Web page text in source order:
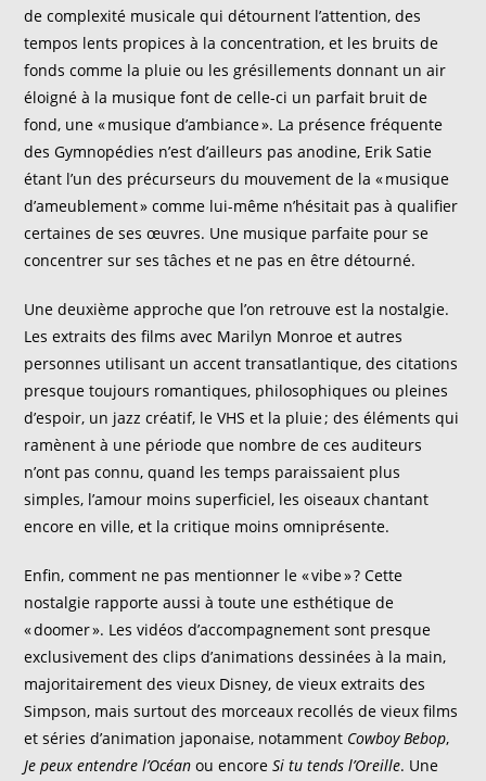
de complexité musicale qui détournent l’attention, des
tempos lents propices à la concentration, et les bruits de
fonds comme la pluie ou les grésillements donnant un air
éloigné à la musique font de celle-ci un parfait bruit de
fond, une « musique d’ambiance ». La présence fréquente
des Gymnopédies n’est d’ailleurs pas anodine, Erik Satie
étant l’un des précurseurs du mouvementde la « musique
d’ameublement » comme lui-même n’hésitait pas à qualifier
certaines de ses œuvres. Une musique parfaite pour se
concentrer sur ses tâches et ne pas en être détourné.
Une deuxième approche que l’on retrouve est la nostalgie.
Les extraits des films avec Marilyn Monroeet autres
personnes utilisant un accent transatlantique, des citations
presque toujours romantiques, philosophiques ou pleines
d’espoir, un jazz créatif, le VHS et la pluie ; des éléments qui
ramènent à une période que nombre decesauditeurs
n’ont pas connu, quand les temps paraissaient plus
simples, l’amour moins superficiel, les oiseauxchantant
encore en ville, et la critique moins omniprésente.
Enfin, comment ne pas mentionner le «vibe» ? Cette
nostalgie rapporte aussi à toute une esthétique de
«doomer». Les vidéosd’accompagnement sont presque
exclusivement des clips d’animations dessinées à la main,
majoritairement des vieux Disney, de vieuxextraitsdes
Simpson, mais surtout des morceaux recollés de vieux films
et séries d’animation japonaise, notamment Cowboy Bebop,
Je peux entendre l’Océan ou encoreSi tu tends l’Oreille. Une